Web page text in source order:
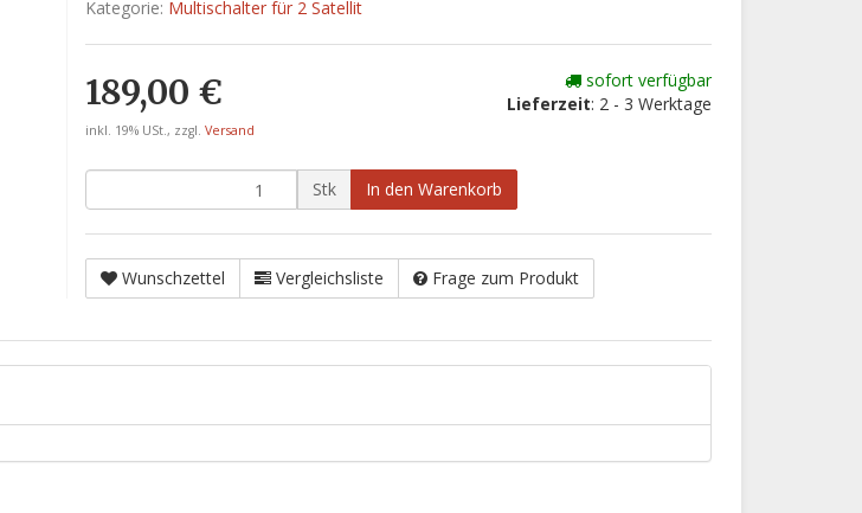
Kategorie: Multischalter für 2 Satellit
189,00 €
inkl. 19% USt., zzgl. Versand
sofort verfügbar
Lieferzeit: 2 - 3 Werktage
Stk In den Warenkorb
Wunschzettel Vergleichsliste Frage zum Produkt